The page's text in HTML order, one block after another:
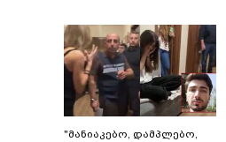
"მანიაკებო, დამპლებო,